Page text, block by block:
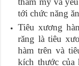
tới chức năng
Tiêu xương
răng là tiêu
hàm trên và
kích thước của